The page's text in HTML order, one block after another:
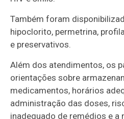
Também foram
hipoclorito, permetrina,
e preservativos.
Além dos atendimentos, os
orientações sobre
medicamentos, horários
administração das doses,
inadequado de remédios e a